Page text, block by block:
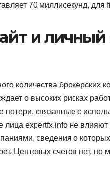
70 миллисекунд, для
и личный
количества брокерских
о высоких рисках
потери, связанные с
expertfx.info не
сведения о
Центовых счетов нет, но